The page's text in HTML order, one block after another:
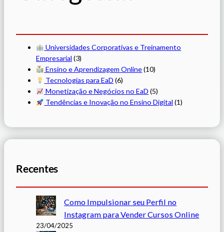
Universidades Corporativas e Treinamento
Empresarial (3)
Ensino e Aprendizagem Online(10)
Tecnologias para EaD (6)
Monetização e Negócios no EaD (5)
Tendências e Inovação no Ensino Digital (1)
Recentes
Como Impulsionar seu Perfil no
Instagram para Vender Cursos Online
23/04/2025